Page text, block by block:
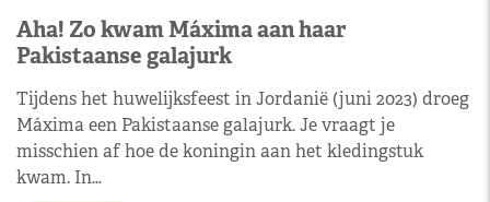
Aha! Zo kwam Máxima aan haar
Pakistaanse galajurk
Tijdens het huwelijksfeest in Jordanië (juni 2023) droeg
Máxima een Pakistaanse galajurk. Je vraagt je
misschien af hoe de koningin aan het kledingstuk
kwam. In…